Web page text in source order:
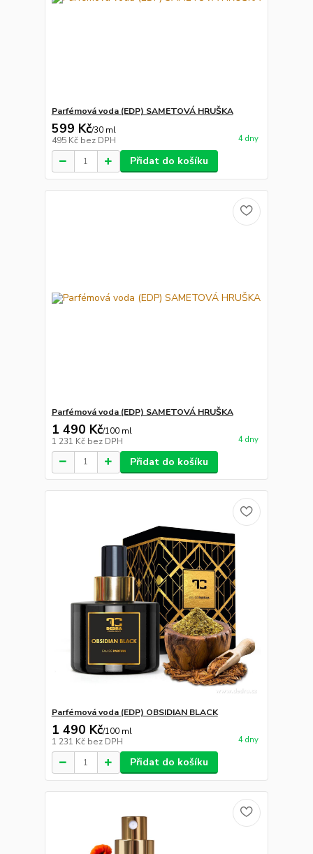
Parfémová voda (EDP) SAMETOVÁ HRUŠKA
599 Kč/30 ml
495 Kč bez DPH 4 dny
Přidat do košíku
Parfémová voda (EDP) SAMETOVÁ HRUŠKA
1 490 Kč/100 ml
1 231 Kč bez DPH 4 dny
Přidat do košíku
Parfémová voda (EDP) OBSIDIAN BLACK
1 490 Kč/100 ml
1 231 Kč bez DPH 4 dny
Přidat do košíku